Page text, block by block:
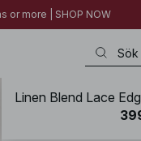
or more | SHOP NOW
Linen Blend Lace